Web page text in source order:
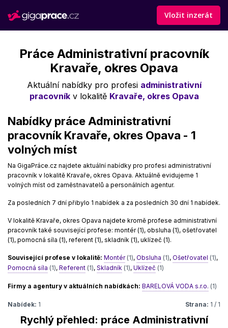
Vložit inzerát
Práce Administrativní pracovník
Kravaře, okres Opava
Aktuální nabídky pro profesi administrativní
pracovníkv lokalitě Kravaře, okres Opava
Nabídky práce Administrativní
pracovník Kravaře, okres Opava - 1
volných míst
Na GigaPráce.cz najdete aktuální nabídky pro profesi administrativní
pracovník v lokalitě Kravaře, okres Opava. Aktuálně evidujeme 1
volných míst od zaměstnavatelů a personálních agentur.
Za posledních 7 dní přibylo 1 nabídek a za posledních 30 dní 1 nabídek.
V lokalitě Kravaře, okres Opava najdete kromě profese administrativní
pracovník také související profese: montér (1), obsluha (1), ošetřovatel
(1), pomocná síla (1), referent (1), skladník (1), uklízeč (1).
Související profese v lokalitě: Montér (1), Obsluha (1), Ošetřovatel (1),
Pomocná síla (1), Referent (1), Skladník (1), Uklízeč (1)
Firmy a agentury v aktuálních nabídkách: BARELOVÁ VODA s.r.o. (1)
Nabídek: 1 Strana: 1 / 1
Rychlý přehled: práce Administrativní